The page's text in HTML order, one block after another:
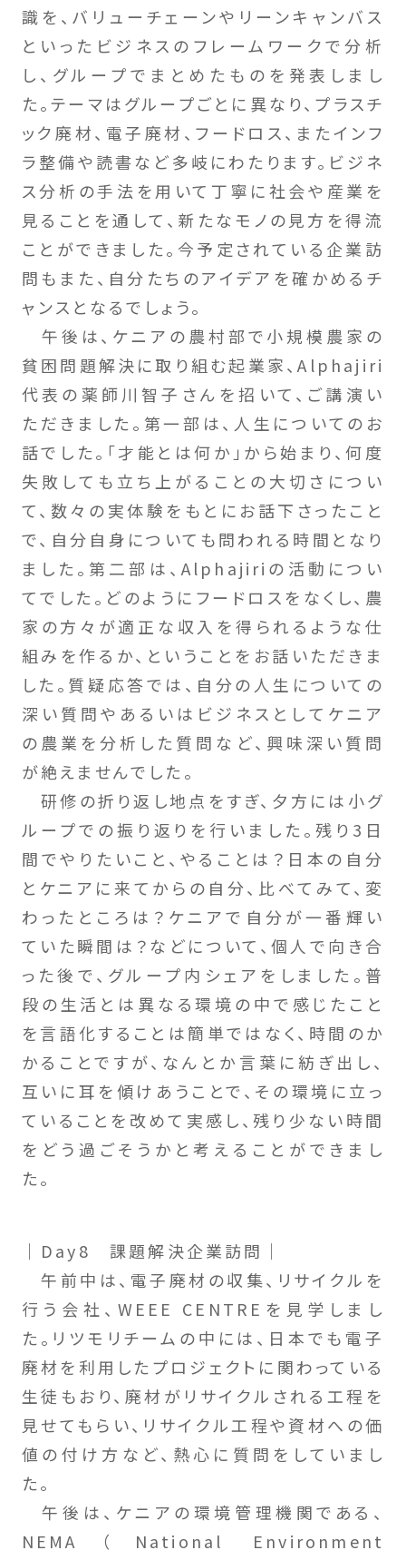
識を、バリューチェーンやリーンキャンバス
といったビジネスのフレームワークで分析
し、グループでまとめたものを発表しまし
た。テーマはグループごとに異なり、プラスチ
ック廃材、電子廃材、フードロス、またインフ
ラ整備や読書など多岐にわたります。ビジネ
ス分析の手法を用いて丁寧に社会や産業を
見ることを通して、新たなモノの見方を得流
ことができました。今予定されている企業訪
問もまた、自分たちのアイデアを確かめるチ
ャンスとなるでしょう。
午後は、ケニアの農村部で小規模農家の
貧困問題解決に取り組む起業家、Alphajiri
代表の薬師川智子さんを招いて、ご講演い
ただきました。第一部は、人生についてのお
話でした。「才能とは何か」から始まり、何度
失敗しても立ち上がることの大切さについ
て、数々の実体験をもとにお話下さったこと
で、自分自身についても問われる時間となり
ました。第二部は、Alphajiriの活動につい
てでした。どのようにフードロスをなくし、農
家の方々が適正な収入を得られるような仕
組みを作るか、ということをお話いただきま
した。質疑応答では、自分の人生についての
深い質問やあるいはビジネスとしてケニア
の農業を分析した質問など、興味深い質問
が絶えませんでした。
研修の折り返し地点をすぎ、夕方には小グ
ループでの振り返りを行いました。残り3日
間でやりたいこと、やることは？日本の自分
とケニアに来てからの自分、比べてみて、変
わったところは？ケニアで自分が一番輝い
ていた瞬間は？などについて、個人で向き合
った後で、グループ内シェアをしました。普
段の生活とは異なる環境の中で感じたこと
を言語化することは簡単ではなく、時間のか
かることですが、なんとか言葉に紡ぎ出し、
互いに耳を傾けあうことで、その環境に立っ
ていることを改めて実感し、残り少ない時間
をどう過ごそうかと考えることができまし
た。
｜Day8 課題解決企業訪問｜
午前中は、電子廃材の収集、リサイクルを
行う会社、WEEE CENTREを見学しまし
た。リツモリチームの中には、日本でも電子
廃材を利用したプロジェクトに関わっている
生徒もおり、廃材がリサイクルされる工程を
見せてもらい、リサイクル工程や資材への価
値の付け方など、熱心に質問をしていまし
た。
午後は、ケニアの環境管理機関である、
NEMA（National Environment